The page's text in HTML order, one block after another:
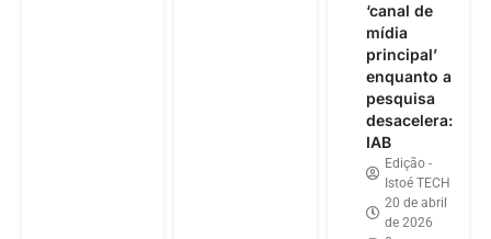
‘canal de
mídia
principal’
enquanto a
pesquisa
desacelera:
IAB
Edição -
Istoé TECH
20 de abril
de 2026